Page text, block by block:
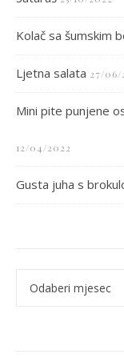
Kolač sa šumskim
Ljetna salata 27/06/
Mini pite punjene
12/04/2022
Gusta juha s